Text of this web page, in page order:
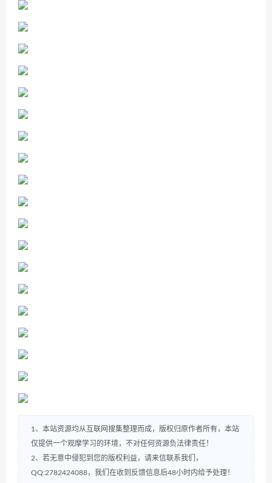
1、本站资源均从互联网搜集整理而成，版权归原作者所有，本站
仅提供一个观摩学习的环境，不对任何资源负法律责任！
2、若无意中侵犯到您的版权利益，请来信联系我们，
QQ:2782424088，我们在收到反馈信息后48小时内给予处理！